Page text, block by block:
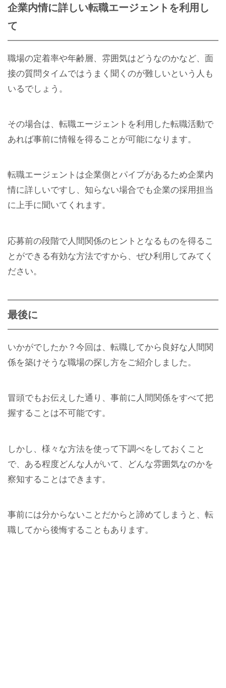
企業内情に詳しい転職エージェントを利用し
て
職場の定着率や年齢層、雰囲気はどうなのかなど、面
接の質問タイムではうまく聞くのが難しいという人も
いるでしょう。
その場合は、転職エージェントを利用した転職活動で
あれば事前に情報を得ることが可能になります。
転職エージェントは企業側とパイプがあるため企業内
情に詳しいですし、知らない場合でも企業の採用担当
に上手に聞いてくれます。
応募前の段階で人間関係のヒントとなるものを得るこ
とができる有効な方法ですから、ぜひ利用してみてく
ださい。
最後に
いかがでしたか？今回は、転職してから良好な人間関
係を築けそうな職場の探し方をご紹介しました。
冒頭でもお伝えした通り、事前に人間関係をすべて把
握することは不可能です。
しかし、様々な方法を使って下調べをしておくこと
で、ある程度どんな人がいて、どんな雰囲気なのかを
察知することはできます。
事前には分からないことだからと諦めてしまうと、転
職してから後悔することもあります。